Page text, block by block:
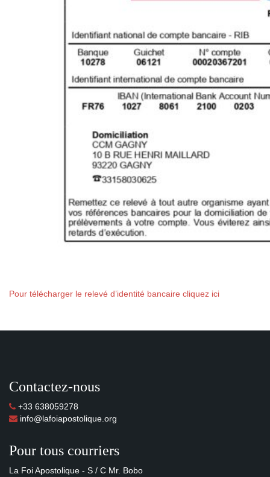
Pour télécharger le relevé d’identité bancaire cliquez ici
Contactez-nous
+33 638059278
info@lafoiapostolique.org
Pour tous courriers
La Foi Apostolique - S / C Mr. Bobo